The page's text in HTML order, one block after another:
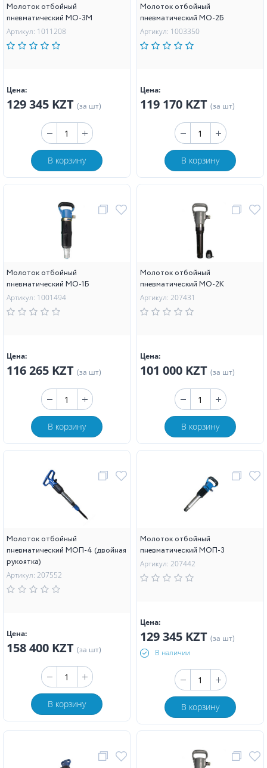
Молоток отбойный
пневматический МО-3М
Артикул: 1011208
Цена:
129 345 KZT (за шт)
В корзину
Молоток отбойный
пневматический МО-2Б
Артикул: 1003350
Цена:
119 170 KZT (за шт)
В корзину
Молоток отбойный
пневматический МО-1Б
Артикул: 1001494
Цена:
116 265 KZT (за шт)
В корзину
Молоток отбойный
пневматический МО-2К
Артикул: 207431
Цена:
101 000 KZT (за шт)
В корзину
Молоток отбойный
пневматический МОП-4 (двойная
рукоятка)
Артикул: 207552
Цена:
158 400 KZT (за шт)
В корзину
Молоток отбойный
пневматический МОП-3
Артикул: 207442
Цена:
129 345 KZT (за шт)
В наличии
В корзину